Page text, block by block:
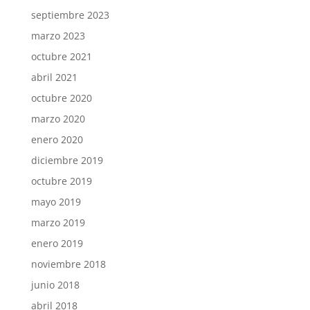
septiembre 2023
marzo 2023
octubre 2021
abril 2021
octubre 2020
marzo 2020
enero 2020
diciembre 2019
octubre 2019
mayo 2019
marzo 2019
enero 2019
noviembre 2018
junio 2018
abril 2018